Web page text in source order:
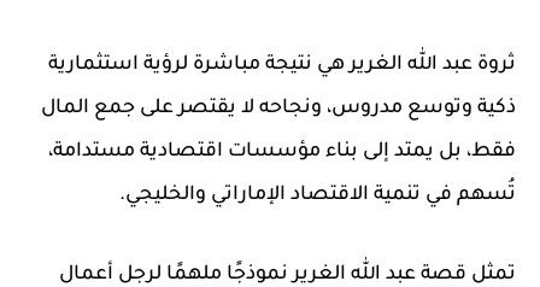
ثروة عبد الله الغرير هي نتيجة مباشرة لرؤية استثمارية
ذكية وتوسع مدروس، ونجاحه لا يقتصر على جمع المال
فقط، بل يمتد إلى بناء مؤسسات اقتصادية مستدامة،
تُسهم في تنمية الاقتصاد الإماراتي والخليجي.
تمثل قصة عبد الله الغرير نموذجًا ملهمًا لرجل أعمال